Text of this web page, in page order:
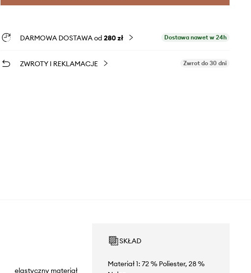
DARMOWA DOSTAWA od 280 zł Dostawa nawet w 24h
ZWROTY I REKLAMACJE Zwrot do 30 dni
elastyczny materiał
SKŁAD
Materiał 1: 72 % Poliester, 28 %